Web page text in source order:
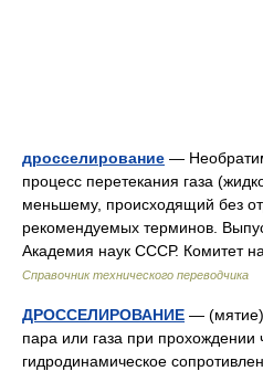
дросселирование —
процесс перетекания газа
меньшему, происходящий без
рекомендуемых терминов.
Академия наук СССР. Комитет
Справочник технического переводчика
ДРОССЕЛИРОВАНИЕ — (мятие)
пара или газа при прохождении
гидродинамическое